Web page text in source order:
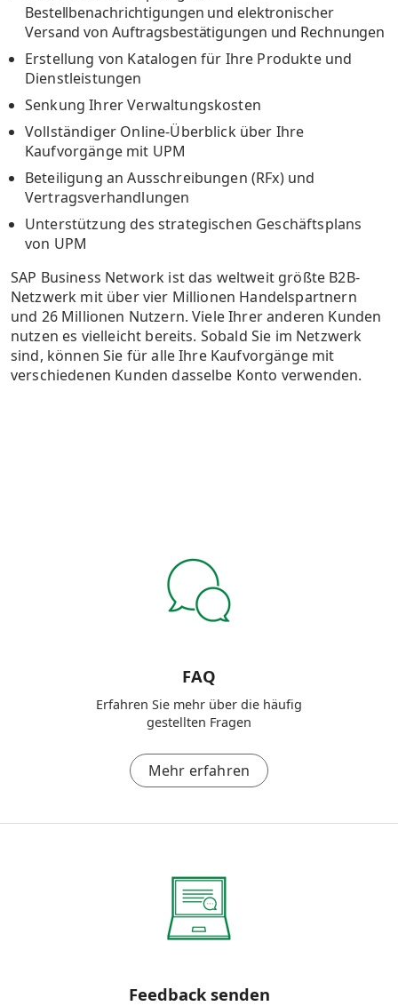
Bestellbenachrichtigungen und elektronischer
Versand von Auftragsbestätigungen und Rechnungen
Erstellung von Katalogen für Ihre Produkte und
Dienstleistungen
Senkung Ihrer Verwaltungskosten
Vollständiger Online-Überblick über Ihre
Kaufvorgänge mit UPM
Beteiligung an Ausschreibungen (RFx) und
Vertragsverhandlungen
Unterstützung des strategischen Geschäftsplans
von UPM
SAP Business Network ist das weltweit größte B2B-
Netzwerk mit über vier Millionen Handelspartnern
und 26 Millionen Nutzern. Viele Ihrer anderen Kunden
nutzen es vielleicht bereits. Sobald Sie im Netzwerk
sind, können Sie für alle Ihre Kaufvorgänge mit
verschiedenen Kunden dasselbe Konto verwenden.
FAQ
Erfahren Sie mehr über die häufig
gestellten Fragen
Mehr erfahren
Feedback senden